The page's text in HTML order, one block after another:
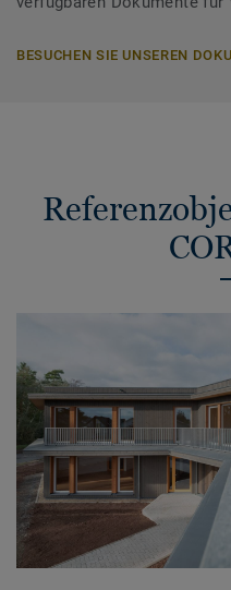
BESUCHEN SIE UNSEREN